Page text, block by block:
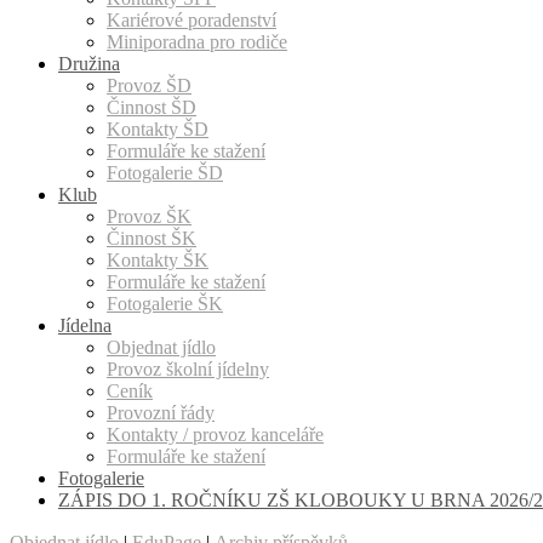
Kariérové poradenství
Miniporadna pro rodiče
Družina
Provoz ŠD
Činnost ŠD
Kontakty ŠD
Formuláře ke stažení
Fotogalerie ŠD
Klub
Provoz ŠK
Činnost ŠK
Kontakty ŠK
Formuláře ke stažení
Fotogalerie ŠK
Jídelna
Objednat jídlo
Provoz školní jídelny
Ceník
Provozní řády
Kontakty / provoz kanceláře
Formuláře ke stažení
Fotogalerie
ZÁPIS DO 1. ROČNÍKU ZŠ KLOBOUKY U BRNA 2026/